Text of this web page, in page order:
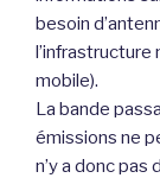
besoin
l’infrastructure
mobile).
La bande
émissions ne
n’y a donc